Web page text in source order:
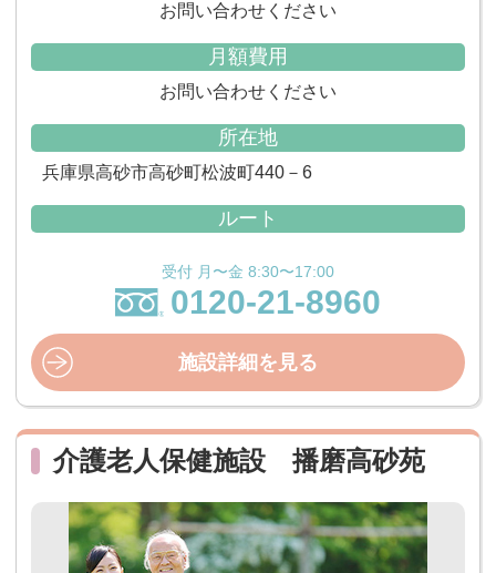
お問い合わせください
月額費用
お問い合わせください
所在地
兵庫県高砂市高砂町松波町440－6
ルート
受付 月〜金 8:30〜17:00
0120-21-8960
施設詳細を見る
介護老人保健施設 播磨高砂苑